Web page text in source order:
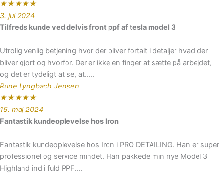
★★★★★
3. jul 2024
Tilfreds kunde ved delvis front ppf af tesla model 3
Utrolig venlig betjening hvor der bliver fortalt i detaljer hvad der
bliver gjort og hvorfor. Der er ikke en finger at sætte på arbejdet,
og det er tydeligt at se, at.....
Rune Lyngbach Jensen
★★★★★
15. maj 2024
Fantastik kundeoplevelse hos Iron
Fantastik kundeoplevelse hos Iron i PRO DETAILING. Han er super
professionel og service mindet. Han pakkede min nye Model 3
Highland ind i fuld PPF....